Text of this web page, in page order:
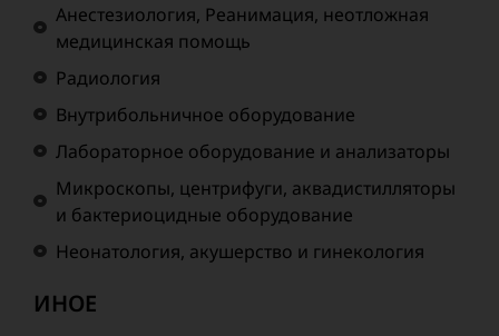
Анестезиология, Реанимация, неотложная
медицинская помощь
Радиология
Внутрибольничное оборудование
Лабораторное оборудование и анализаторы
Микроскопы, центрифуги, аквадистилляторы
и бактериоцидные оборудование
Неонатология, акушерство и гинекология
ИНОЕ